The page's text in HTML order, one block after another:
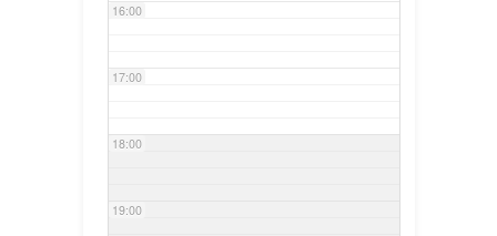
16:00
17:00
18:00
19:00